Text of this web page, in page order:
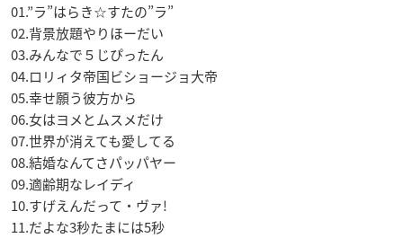
01.”ラ”はらき☆すたの”ラ”
02.背景放題やりほーだい
03.みんなで５じぴったん
04.ロリィタ帝国ビショージョ大帝
05.幸せ願う彼方から
06.女はヨメとムスメだけ
07.世界が消えても愛してる
08.結婚なんてさパッパヤー
09.適齢期なレイディ
10.すげえんだって・ヴァ!
11.だよな3秒たまには5秒